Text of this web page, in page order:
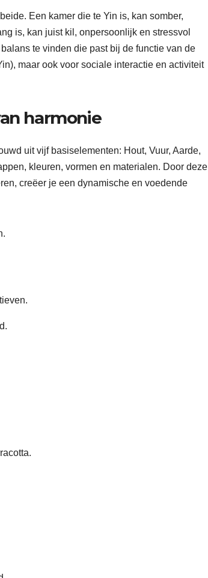
Een kamer die te Yin is, kan somber,
is, kan juist kil, onpersoonlijk en stressvol
te vinden die past bij de functie van de
maar ook voor sociale interactie en activiteit
harmonie
uit vijf basiselementen: Hout, Vuur, Aarde,
kleuren, vormen en materialen. Door deze
creëer je een dynamische en voedende